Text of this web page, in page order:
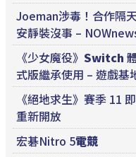
Joeman涉毒！合作隔
安靜裝沒事 –
《少女魔役》 Switch
式版繼承使用 – 遊戲基
《絕地求生》賽季 11
重新開放
宏碁Nitro 5電競